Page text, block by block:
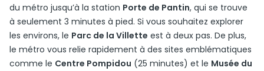
du métro jusqu’à la station Porte de Pantin, qui se trouve
à seulement 3 minutes à pied. Si vous souhaitez explorer
les environs, le Parc de la Villette est à deux pas. De plus,
le métro vous relie rapidement à des sites emblématiques
comme le Centre Pompidou (25 minutes) et le Musée du